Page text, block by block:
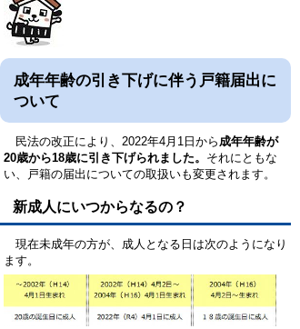
成年年齢の引き下げに伴う戸籍届出に
ついて
民法の改正により、2022年4月1日から成年年齢が
20歳から18歳に引き下げられました。 それにともな
い、戸籍の届出についての取扱いも変更されます。
新成人にいつからなるの？
現在未成年の方が、成人となる日は次のようになり
ます。